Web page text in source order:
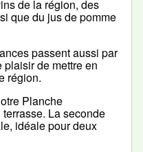
de la région, des
que du jus de pomme
passent aussi par
de mettre en
région.
Planche
La seconde
idéale pour deux